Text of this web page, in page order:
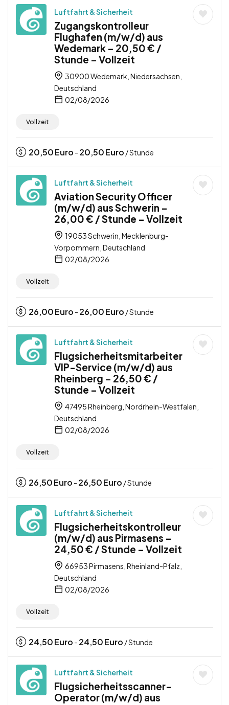
Luftfahrt & Sicherheit
Zugangskontrolleur
Flughafen (m/w/d) aus
Wedemark – 20,50 € /
Stunde – Vollzeit
30900 Wedemark, Niedersachsen,
Deutschland
02/08/2026
Vollzeit
20,50Euro - 20,50Euro / Stunde
Luftfahrt & Sicherheit
Aviation Security Officer
(m/w/d) aus Schwerin –
26,00 € / Stunde – Vollzeit
19053 Schwerin, Mecklenburg-
Vorpommern, Deutschland
02/08/2026
Vollzeit
26,00Euro - 26,00Euro / Stunde
Luftfahrt & Sicherheit
Flugsicherheitsmitarbeiter
VIP-Service (m/w/d) aus
Rheinberg – 26,50 € /
Stunde – Vollzeit
47495 Rheinberg, Nordrhein-Westfalen,
Deutschland
02/08/2026
Vollzeit
26,50Euro - 26,50Euro / Stunde
Luftfahrt & Sicherheit
Flugsicherheitskontrolleur
(m/w/d) aus Pirmasens –
24,50 € / Stunde – Vollzeit
66953 Pirmasens, Rheinland-Pfalz,
Deutschland
02/08/2026
Vollzeit
24,50Euro - 24,50Euro / Stunde
Luftfahrt & Sicherheit
Flugsicherheitsscanner-
Operator (m/w/d) aus